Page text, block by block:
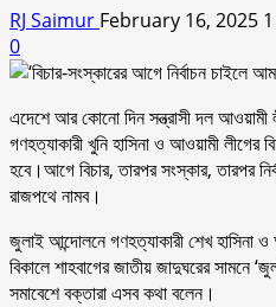
RJ Saimur February 16, 2025
0
এদেশে আর কোনো দিন সন্ত্রাসী দল আওয়ামী
গণহত্যাকারী খুনি হাসিনা ও আওয়ামী লীগের
হবে।আগে বিচার, তারপর সংস্কার, তারপর
রাজপথে নামব।
জুলাই আন্দোলনে গণহত্যাকারী শেখ হাসিনা ও
বিকালে শাহবাগের জাতীয় জাদুঘরের সামনে
সমাবেশে বক্তারা এসব কথা বলেন।